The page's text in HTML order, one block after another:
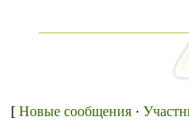
[ Новые сообщения ·